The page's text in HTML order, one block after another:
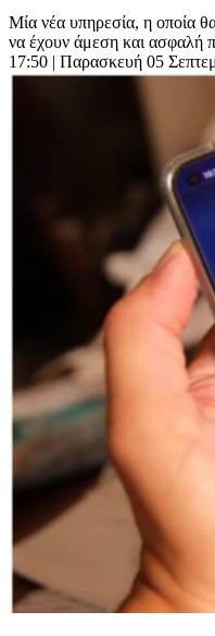
Μία νέα υπηρεσία, η οποία θα
να έχουν άμεση και ασφαλή
17:50 | Παρασκευή 05